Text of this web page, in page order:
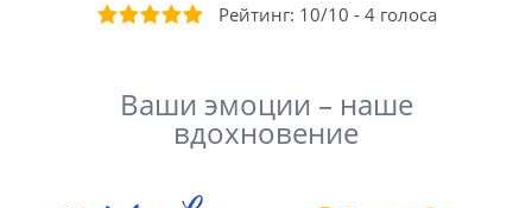
Рейтинг: 10/10 - 4 голоса
Ваши эмоции – наше
вдохновение